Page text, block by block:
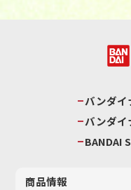
バンダイ
バンダイ
BANDAI
商品情報